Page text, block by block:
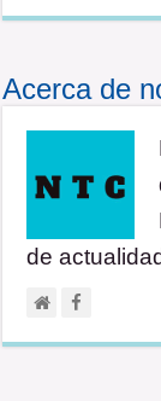
Acerca de
de